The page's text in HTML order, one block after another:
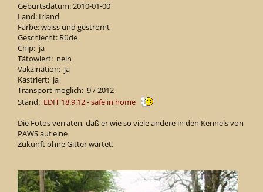
Geburtsdatum: 2010-01-00
Land: Irland
Farbe: weiss und gestromt
Geschlecht: Rüde
Chip: ja
Tätowiert: nein
Vakzination: ja
Kastriert: ja
Transport möglich: 9 / 2012
Stand: EDIT 18.9.12 - safe in home
Die Fotos verraten, daß er wie so viele andere in den Kennels von
PAWS auf eine
Zukunft ohne Gitter wartet.